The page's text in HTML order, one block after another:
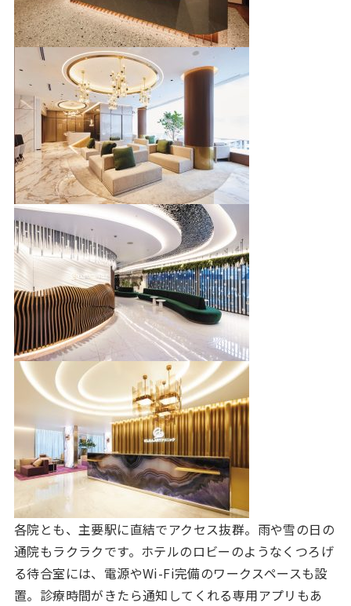
各院とも、主要駅に直結でアクセス抜群。雨や雪の日の
通院もラクラクです。ホテルのロビーのようなくつろげ
る待合室には、電源やWi-Fi完備のワークスペースも設
置。診療時間がきたら通知してくれる専用アプリもあ